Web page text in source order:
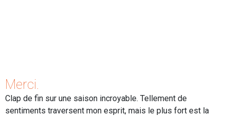
Merci.
Clap de fin sur une saison incroyable. Tellement de
sentiments traversent mon esprit, mais le plus fort est la